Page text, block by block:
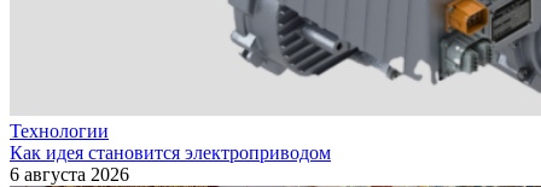
Технологии
Как идея становится электроприводом
6 августа 2026